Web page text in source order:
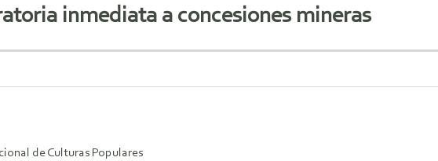
inmediata a concesiones mineras
de Culturas Populares